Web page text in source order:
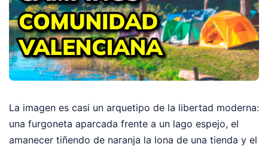
La imagen es casi un arquetipo de la libertad moderna:
una furgoneta aparcada frente a un lago espejo, el
amanecer tiñendo de naranja la lona de una tienda y el